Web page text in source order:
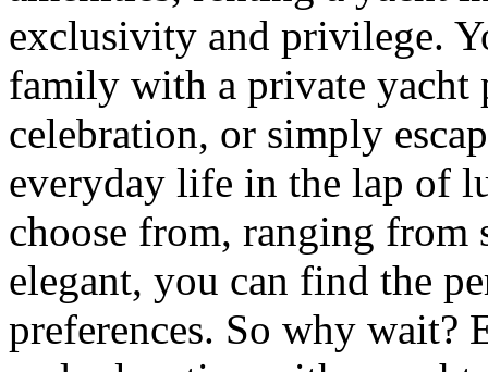
exclusivity and privilege.
family with a private yacht
celebration, or simply
everyday life in the lap of
choose from, ranging from
elegant, you can find the
preferences. So why wait?